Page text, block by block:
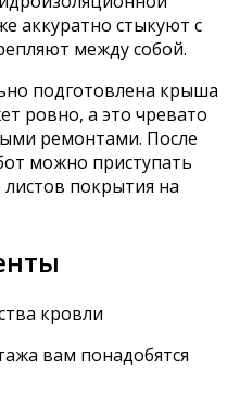
аккуратно стыкуют с
между собой.
подготовлена крыша
ровно, а это чревато
ремонтами. После
можно приступать
листов покрытия на
кровли
вам понадобятся